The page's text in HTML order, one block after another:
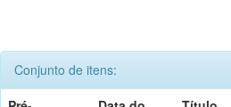
Conjunto de itens: